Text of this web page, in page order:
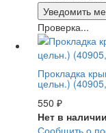
Проверка...
Прокладка
цельн.)
550 ₽
Нет в наличии
Сообщить о